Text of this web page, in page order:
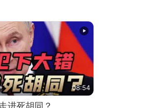
08:54
进死胡同？